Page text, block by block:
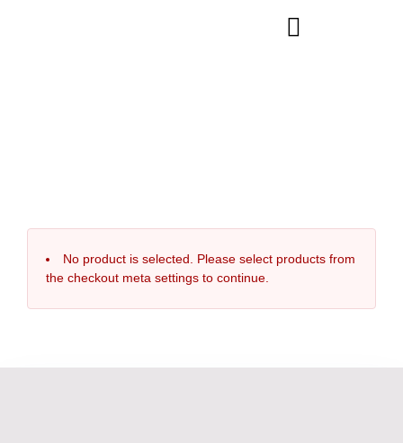
No product is selected. Please select products from
the checkout meta settings to continue.